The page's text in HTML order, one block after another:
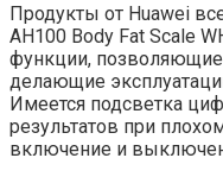
Продукты от Huawei
AH100 Body Fat Scale
функции,
делающие
Имеется подсветка
результатов при
включение и